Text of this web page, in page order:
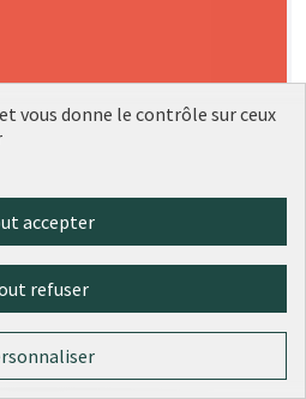
vous donne le contrôle sur ceux
accepter
refuser